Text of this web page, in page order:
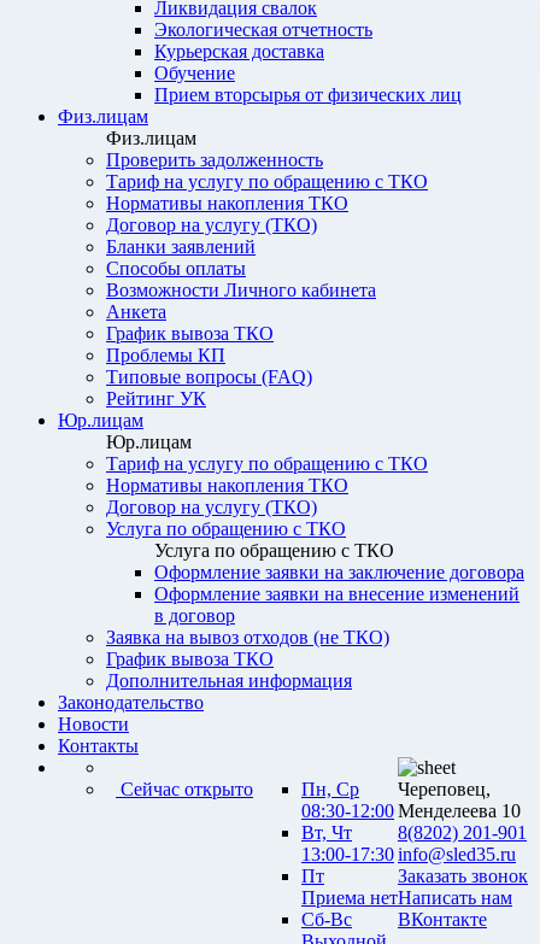
Ликвидация свалок
Экологическая отчетность
Курьерская доставка
Обучение
Прием вторсырья от физических лиц
Физ.лицам
Физ.лицам
Проверить задолженность
Тариф на услугу по обращению с ТКО
Нормативы накопления ТКО
Договор на услугу (ТКО)
Бланки заявлений
Способы оплаты
Возможности Личного кабинета
Анкета
График вывоза ТКО
Проблемы КП
Типовые вопросы (FAQ)
Рейтинг УК
Юр.лицам
Юр.лицам
Тариф на услугу по обращению с ТКО
Нормативы накопления ТКО
Договор на услугу (ТКО)
Услуга по обращению с ТКО
Услуга по обращению с ТКО
Оформление заявки на заключение договора
Оформление заявки на внесение изменений
в договор
Заявка на вывоз отходов (не ТКО)
График вывоза ТКО
Дополнительная информация
Законодательство
Новости
Контакты
Сейчас открыто
Пн, Ср
08:30-12:00
Вт, Чт
13:00-17:30
Пт
Приема нет
Сб-Вс
Череповец,
Менделеева 10
8(8202) 201-901
info@sled35.ru
Заказать звонок
Написать нам
ВКонтакте